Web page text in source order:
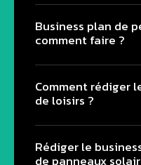
Business plan de
comment faire ?
Comment rédiger
de loisirs ?
Rédiger le
de panneaux